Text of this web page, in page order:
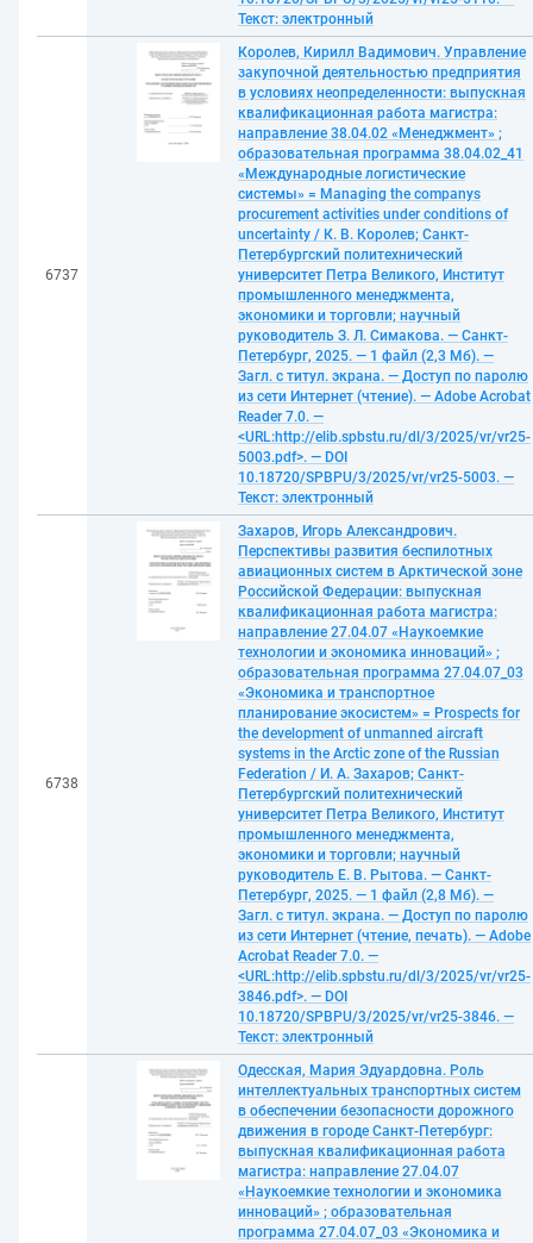
Текст: электронный
6737
Королев, Кирилл Вадимович. Управление
закупочной деятельностью предприятия
в условиях неопределенности: выпускная
квалификационная работа магистра:
направление 38.04.02 «Менеджмент» ;
образовательная программа 38.04.02_41
«Международные логистические
системы» = Managing the companys
procurement activities under conditions of
uncertainty / К. В. Королев; Санкт-
Петербургский политехнический
университет Петра Великого, Институт
промышленного менеджмента,
экономики и торговли; научный
руководитель З. Л. Симакова. — Санкт-
Петербург, 2025. — 1 файл (2,3 Мб). —
Загл. с титул. экрана. — Доступ по паролю
из сети Интернет (чтение). — Adobe Acrobat
Reader 7.0. —
<URL:http://elib.spbstu.ru/dl/3/2025/vr/vr25-
5003.pdf>. — DOI
10.18720/SPBPU/3/2025/vr/vr25-5003. —
Текст: электронный
6738
Захаров, Игорь Александрович.
Перспективы развития беспилотных
авиационных систем в Арктической зоне
Российской Федерации: выпускная
квалификационная работа магистра:
направление 27.04.07 «Наукоемкие
технологии и экономика инноваций» ;
образовательная программа 27.04.07_03
«Экономика и транспортное
планирование экосистем» = Prospects for
the development of unmanned aircraft
systems in the Arctic zone of the Russian
Federation / И. А. Захаров; Санкт-
Петербургский политехнический
университет Петра Великого, Институт
промышленного менеджмента,
экономики и торговли; научный
руководитель Е. В. Рытова. — Санкт-
Петербург, 2025. — 1 файл (2,8 Мб). —
Загл. с титул. экрана. — Доступ по паролю
из сети Интернет (чтение, печать). — Adobe
Acrobat Reader 7.0. —
<URL:http://elib.spbstu.ru/dl/3/2025/vr/vr25-
3846.pdf>. — DOI
10.18720/SPBPU/3/2025/vr/vr25-3846. —
Текст: электронный
Одесская, Мария Эдуардовна. Роль
интеллектуальных транспортных систем
в обеспечении безопасности дорожного
движения в городе Санкт-Петербург:
выпускная квалификационная работа
магистра: направление 27.04.07
«Наукоемкие технологии и экономика
инноваций» ; образовательная
программа 27.04.07_03 «Экономика и